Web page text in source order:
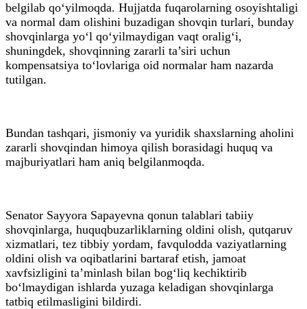
belgilab qo‘yilmoqda. Hujjatda fuqarolarning osoyishtaligi
va normal dam olishini buzadigan shovqin turlari, bunday
shovqinlarga yo‘l qo‘yilmaydigan vaqt oralig‘i,
shuningdek, shovqinning zararli ta’siri uchun
kompensatsiya to‘lovlariga oid normalar ham nazarda
tutilgan.
Bundan tashqari, jismoniy va yuridik shaxslarning aholini
zararli shovqindan himoya qilish borasidagi huquq va
majburiyatlari ham aniq belgilanmoqda.
Senator Sayyora Sapayevna qonun talablari tabiiy
shovqinlarga, huquqbuzarliklarning oldini olish, qutqaruv
xizmatlari, tez tibbiy yordam, favqulodda vaziyatlarning
oldini olish va oqibatlarini bartaraf etish, jamoat
xavfsizligini ta’minlash bilan bog‘liq kechiktirib
bo‘lmaydigan ishlarda yuzaga keladigan shovqinlarga
tatbiq etilmasligini bildirdi.